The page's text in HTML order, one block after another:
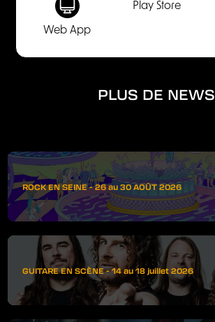
Web App
Play Store
PLUS DE NEWS
ROCK EN SEINE - 26 au 30 AOÛT 2026
GUITARE EN SCÈNE - 14 au 18 juillet 2026